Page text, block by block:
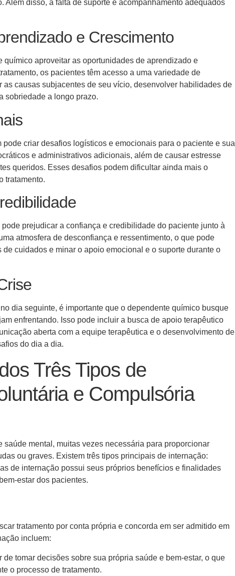
disso, a falta de suporte e acompanhamento adequados
e Crescimento
químico aproveitar as oportunidades de aprendizado e
os pacientes têm acesso a uma variedade de
causas subjacentes de seu vício, desenvolver habilidades de
sobriedade a longo prazo.
criar desafios logísticos e emocionais para o paciente e sua
e administrativos adicionais, além de causar estresse
queridos. Esses desafios podem dificultar ainda mais o
tratamento.
prejudicar a confiança e credibilidade do paciente junto à
atmosfera de desconfiança e ressentimento, o que pode
cuidados e minar o apoio emocional e o suporte durante o
dia seguinte, é importante que o dependente químico busque
enfrentando. Isso pode incluir a busca de apoio terapêutico
aberta com a equipe terapêutica e o desenvolvimento de
do dia a dia.
Três Tipos de
e Compulsória
mental, muitas vezes necessária para proporcionar
ou graves. Existem três tipos principais de internação:
de internação possui seus próprios benefícios e finalidades
estar dos pacientes.
tratamento por conta própria e concorda em ser admitido em
incluem:
tomar decisões sobre sua própria saúde e bem-estar, o que
o processo de tratamento.